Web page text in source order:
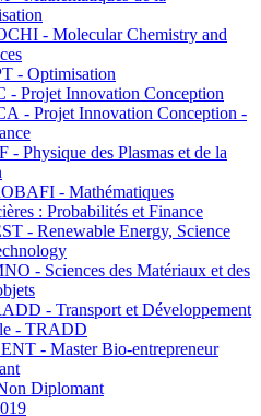
- Molecular Chemistry and
- Optimisation
- Projet Innovation Conception
- Projet Innovation Conception -
- Physique des Plasmas et de la
- Mathématiques
: Probabilités et Finance
- Renewable Energy, Science
- Sciences des Matériaux et des
- Transport et Développement
- TRADD
- Master Bio-entrepreneur
Diplomant